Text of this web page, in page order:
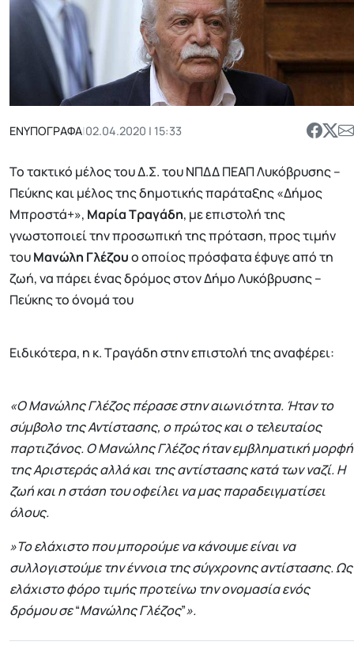
ΕΝΥΠΟΓΡΑΦΑ|02.04.2020 | 15:33
Το τακτικό μέλος του Δ.Σ. του ΝΠΔΔ ΠΕΑΠ Λυκόβρυσης –
Πεύκης και μέλος της δημοτικής παράταξης «Δήμος
Μπροστά+», Μαρία Τραγάδη, με επιστολή της
γνωστοποιεί την προσωπική της πρόταση, προς τιμήν
τουΜανώλη Γλέζουο οποίος πρόσφατα έφυγε από τη
ζωή, να πάρει ένας δρόμος στον Δήμο Λυκόβρυσης –
Πεύκης το όνομά του
Ειδικότερα, η κ. Τραγάδη στην επιστολή της αναφέρει:
«Ο Μανώλης Γλέζος πέρασε στην αιωνιότητα. Ήταν το
σύμβολο της Αντίστασης, ο πρώτος και ο τελευταίος
παρτιζάνος. Ο Μανώλης Γλέζος ήταν εμβληματική μορφή
της Αριστεράς αλλά και της αντίστασης κατά των ναζί. Η
ζωή και η στάση του οφείλει να μας παραδειγματίσει
όλους.
»Το ελάχιστο που μπορούμε να κάνουμε είναι να
συλλογιστούμε την έννοια της σύγχρονης αντίστασης. Ως
ελάχιστο φόρο τιμής προτείνω την ονομασία ενός
δρόμου σε“Μανώλης Γλέζος”».